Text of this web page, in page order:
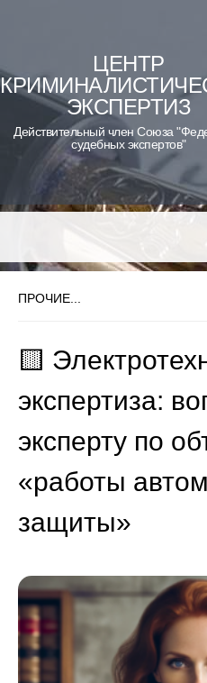
content
ЦЕНТР
ЭКСПЕРТИЗ
Действительный член Союза
судебных экспертов"
ПРОЧИЕ...
🟨
экспертиза:
эксперту по
«работы
защиты»